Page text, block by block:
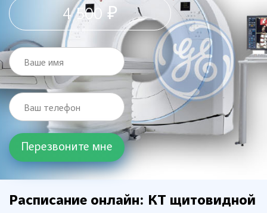
4 500 ₽
Ваше имя
Ваш телефон
Расписание онлайн: КТ щитовидной